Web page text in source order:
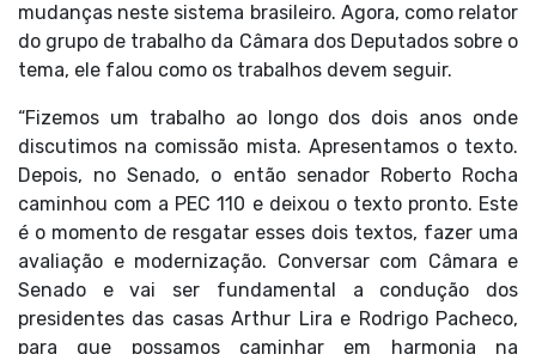
mudanças neste sistema brasileiro. Agora, como relator
do grupo de trabalho da Câmara dos Deputados sobre o
tema, ele falou como os trabalhos devem seguir.
“Fizemos um trabalho ao longo dos dois anos onde
discutimos na comissão mista. Apresentamos o texto.
Depois, no Senado, o então senador Roberto Rocha
caminhou com a PEC 110 e deixou o texto pronto. Este
é o momento de resgatar esses dois textos, fazer uma
avaliação e modernização. Conversar com Câmara e
Senado e vai ser fundamental a condução dos
presidentes das casas Arthur Lira e Rodrigo Pacheco,
para que possamos caminhar em harmonia na